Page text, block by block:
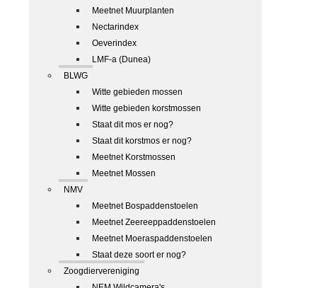
Meetnet Muurplanten
Nectarindex
Oeverindex
LMF-a (Dunea)
BLWG
Witte gebieden mossen
Witte gebieden korstmossen
Staat dit mos er nog?
Staat dit korstmos er nog?
Meetnet Korstmossen
Meetnet Mossen
NMV
Meetnet Bospaddenstoelen
Meetnet Zeereeppaddenstoelen
Meetnet Moeraspaddenstoelen
Staat deze soort er nog?
Zoogdiervereniging